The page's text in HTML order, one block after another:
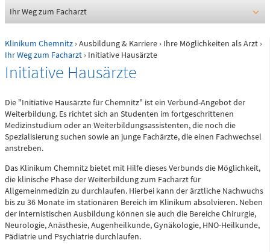
116117
Psychiatrische Notfallaufnahme
Für Erwachsene:
0371 - 333 12600
(Haus 2)
Für Kinder:
0371 - 333 12200
(Haus 8)
Zentrale Notaufnahme
Klinikum Chemnitz ›Ausbildung & Karriere › Ihre Möglichkeiten als Arzt ›
Ihr Weg zum Facharzt › Initiative Hausärzte
Initiative Hausärzte
Die "Initiative Hausärzte für Chemnitz" ist ein Verbund-Angebot der
Weiterbildung. Es richtet sich an Studenten im fortgeschrittenen
Medizinstudium oder an Weiterbildungsassistenten, die noch die
Spezialisierung suchen sowie an junge Fachärzte, die einen Fachwechsel
anstreben.
Das Klinikum Chemnitz bietet mit Hilfe dieses Verbunds die Möglichkeit,
die klinische Phase der Weiterbildung zum Facharzt für
Allgemeinmedizin zu durchlaufen. Hierbei kann der ärztliche Nachwuchs
bis zu 36 Monate im stationären Bereich im Klinikum absolvieren. Neben
der internistischen Ausbildung können sie auch die Bereiche Chirurgie,
Neurologie, Anästhesie, Augenheilkunde, Gynäkologie, HNO-Heilkunde,
Pädiatrie und Psychiatrie durchlaufen.
Ihr Weg zum Facharzt